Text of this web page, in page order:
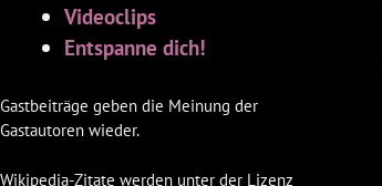
Videoclips
Entspanne dich!
Gastbeiträge geben die Meinung der
Gastautoren wieder.
Wikipedia-Zitate werden unter der Lizenz